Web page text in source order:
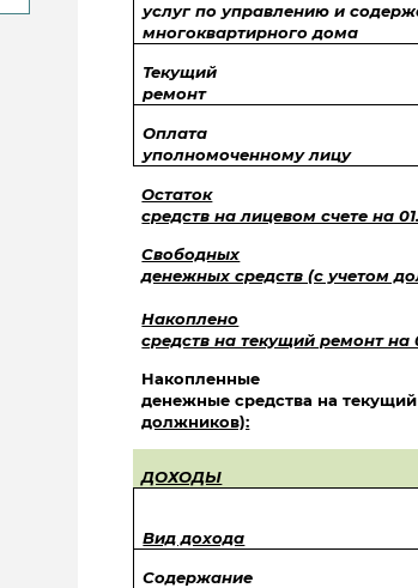
услуг по управлению и
многоквартирного дома
Текущий
ремонт
Оплата
уполномоченному лицу
Остаток
средств на лицевом счете на
Свободных
денежных средств (с учетом
Накоплено
средств на текущий ремонт на
Накопленные
денежные средства на
должников):
ДОХОДЫ
Вид дохода
Содержание